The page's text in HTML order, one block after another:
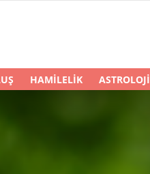
HAMILELIK ASTROLOJI